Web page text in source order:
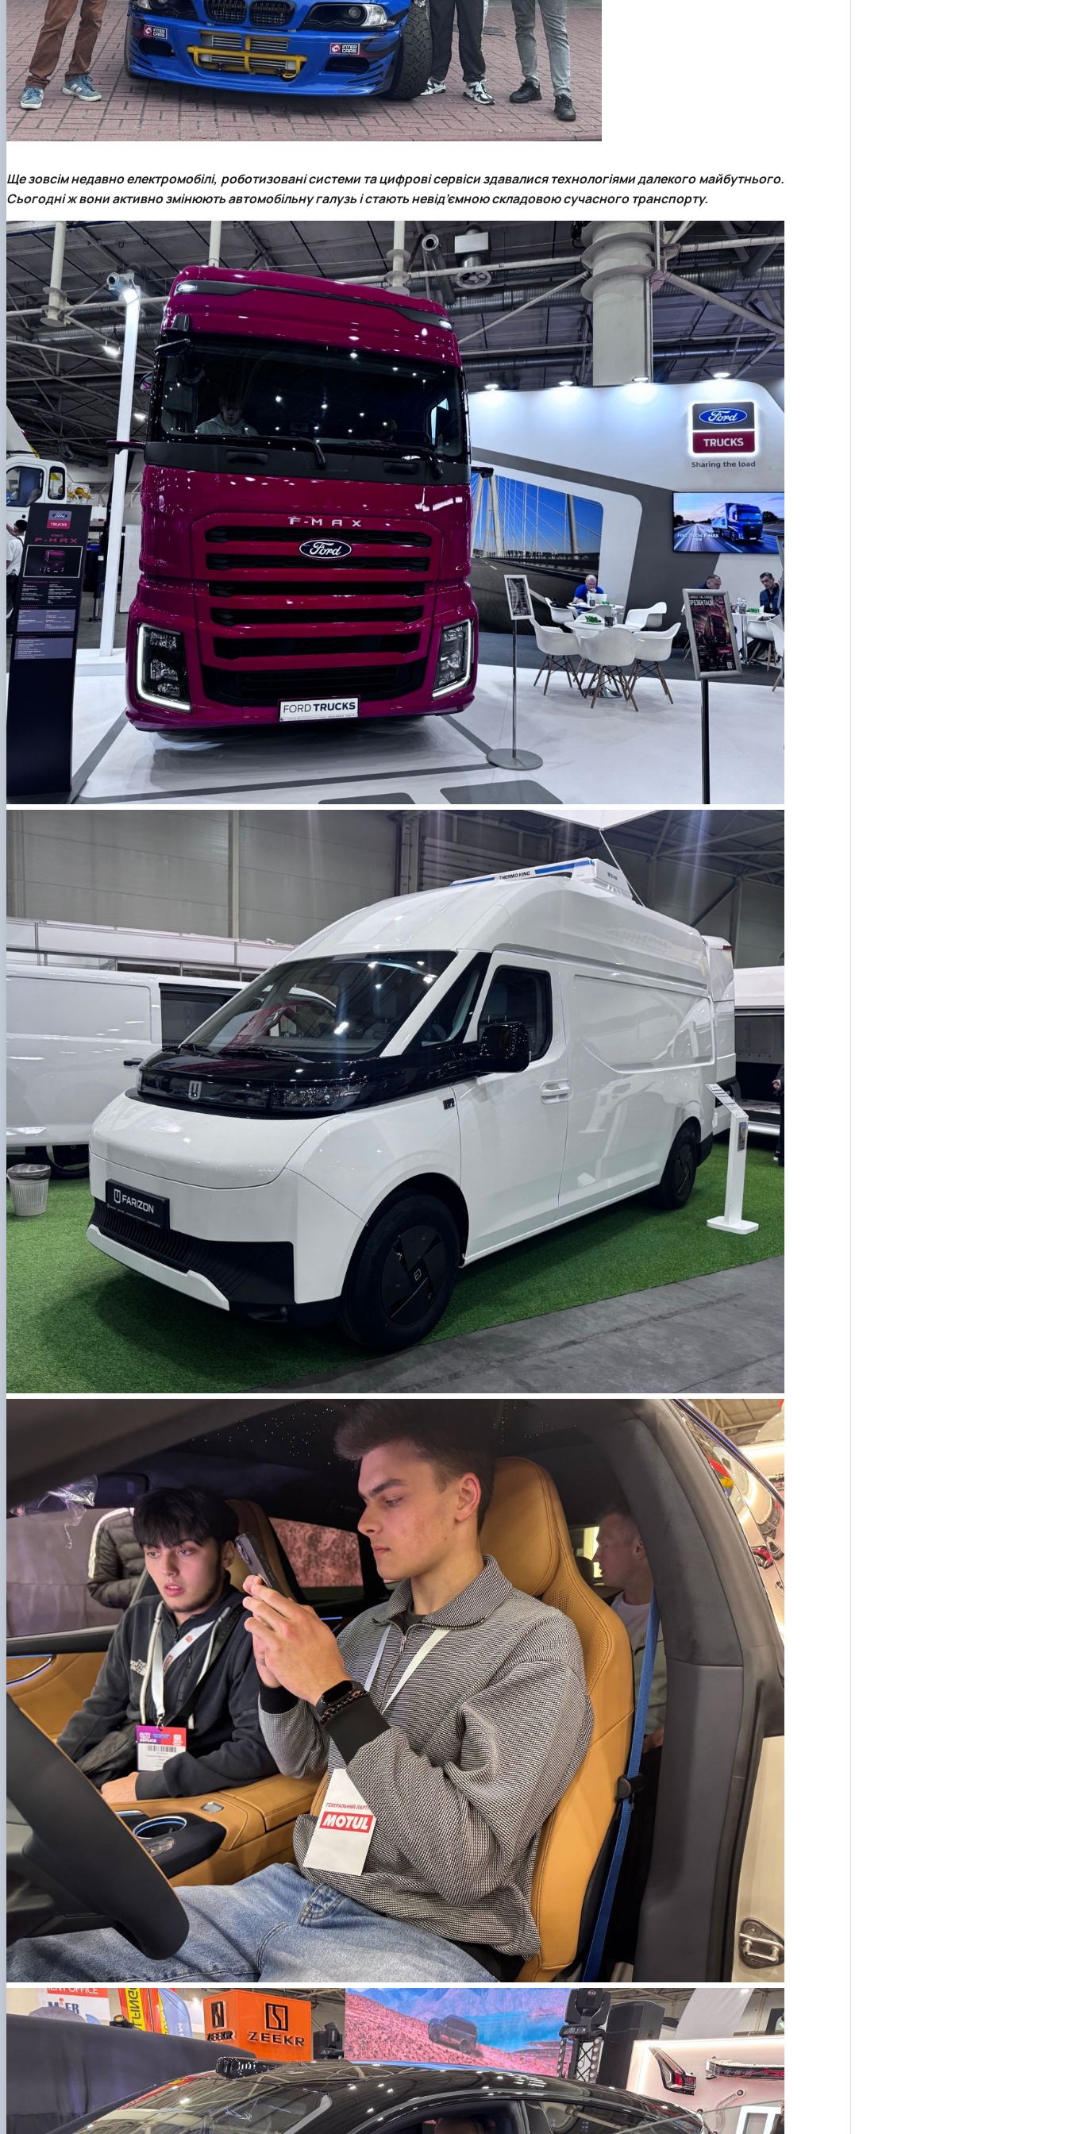
Ще зовсім недавно електромобілі, роботизовані системи та цифрові сервіси здавалися технологіями далекого майбутнього.
Сьогодні ж вони активно змінюють автомобільну галузь і стають невід’ємною складовою сучасного транспорту.